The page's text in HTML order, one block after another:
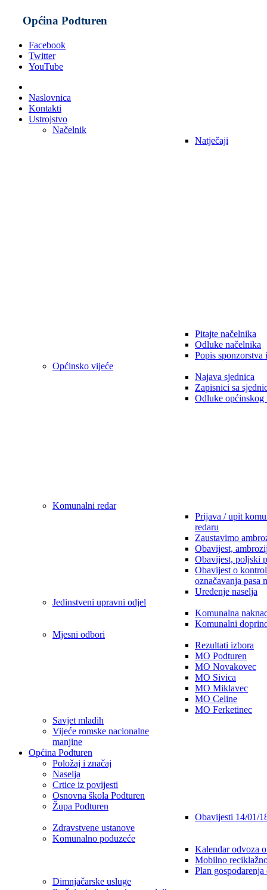
Općina Podturen
Facebook
Twitter
YouTube
Naslovnica
Kontakti
Ustrojstvo
Načelnik
Natječaji
Pitajte načelnika
Odluke načelnika
Popis sponzorstva
Općinsko vijeće
Najava sjednica
Zapisnici sa
Odluke općinskog
Komunalni redar
Prijava / upit
redaru
Zaustavimo
Obavijest,
Obavijest, poljski
Obavijest o
označavanja pasa
Uređenje naselja
Jedinstveni upravni odjel
Komunalna
Komunalni
Mjesni odbori
Rezultati izbora
MO Podturen
MO Novakovec
MO Sivica
MO Miklavec
MO Celine
MO Ferketinec
Savjet mladih
Vijeće romske nacionalne
manjine
Općina Podturen
Položaj i značaj
Naselja
Crtice iz povijesti
Osnovna škola Podturen
Župa Podturen
Obavijesti 14/01/
Zdravstvene ustanove
Komunalno poduzeće
Kalendar odvoza
Mobilno
Plan gospodarenja
Dimnjačarske usluge